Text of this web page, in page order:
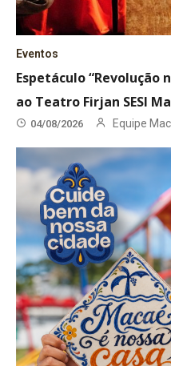
Eventos
Espetáculo “Revolução
ao Teatro Firjan SESI
04/08/2026 Equipe